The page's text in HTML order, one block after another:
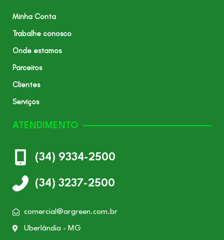
Minha Conta
Trabalhe conosco
Onde estamos
Parceiros
Clientes
Serviços
ATENDIMENTO
(34) 9334-2500
(34) 3237-2500
comercial@argreen.com.br
Uberlândia - MG